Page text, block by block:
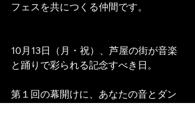
フェスを共につくる仲間です。
10月13日（月・祝）、芦屋の街が音楽
と踊りで彩られる記念すべき日。
第１回の幕開けに、あなたの音とダン